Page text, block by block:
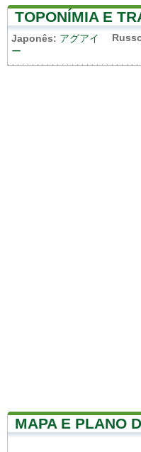
TOPONÍMIA E
Japonês: アグアイ
ー
MAPA E PLANO